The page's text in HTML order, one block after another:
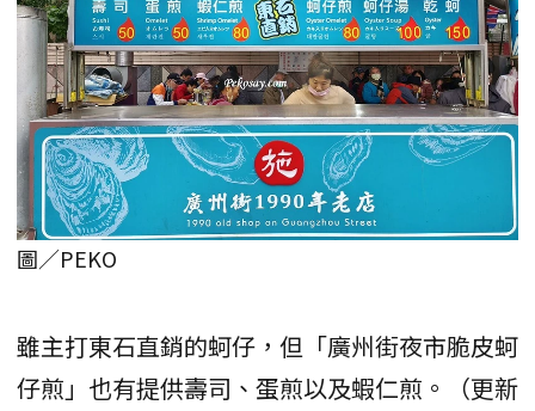
圖／PEKO
雖主打東石直銷的蚵仔，但「廣州街夜市脆皮蚵
仔煎」也有提供壽司、蛋煎以及蝦仁煎。（更新